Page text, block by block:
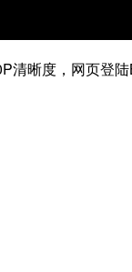
清晰度，网页登